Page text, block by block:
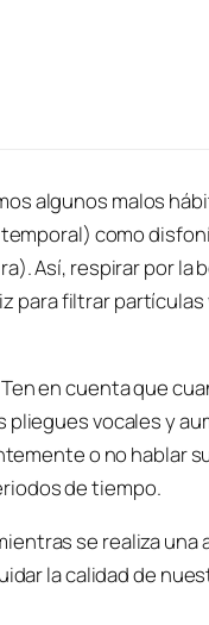
algunos malos
como
Así, respirar por la
para filtrar
en cuenta que
vocales y
o no hablar
de tiempo.
se realiza
la calidad de